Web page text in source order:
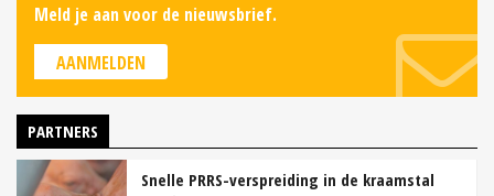
Meld je aan voor de nieuwsbrief.
AANMELDEN
PARTNERS
Snelle PRRS-verspreiding in de kraamstal